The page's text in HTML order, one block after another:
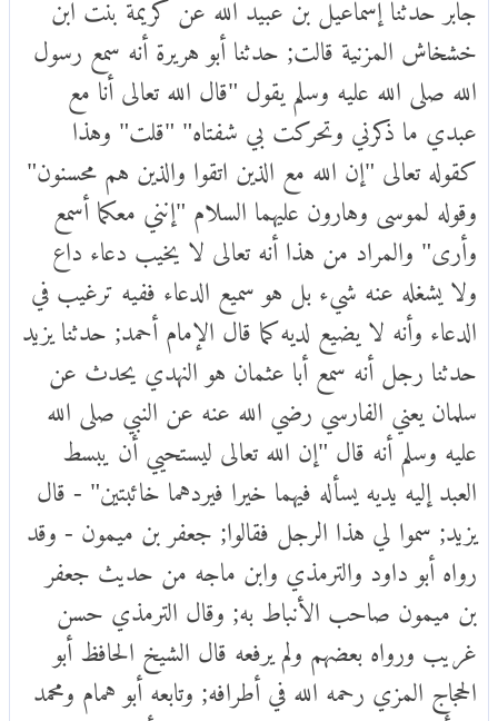
خشخاش المزنية قالت; حدثنا أبو هريرة أنه سمع رسول
الله صلى الله عليه وسلم يقول "قال الله تعالى أنا مع
عبدي ما ذكرني وتحركت بي شفتاه" "قلت" وهذا
كقوله تعالى "إن الله مع الذين اتقوا والذين هم محسنون"
وقوله لموسى وهارون عليهما السلام "إنني معكما أسمع
وأرى" والمراد من هذا أنه تعالى لا يخيب دعاء داع
ولا يشغله عنه شيء بل هو سميع الدعاء ففيه ترغيب في
الدعاء وأنه لا يضيع لديه كما قال الإمام أحمد; حدثنا يزيد
حدثنا رجل أنه سمع أبا عثمان هو النهدي يحدث عن
سلمان يعني الفارسي رضي الله عنه عن النبي صلى الله
عليه وسلم أنه قال "إن الله تعالى ليستحيي أن يبسط
العبد إليه يديه يسأله فيهما خيرا فيردهما خائبتين" - قال
يزيد; سموا لي هذا الرجل فقالوا; جعفر بن ميمون - وقد
رواه أبو داود والترمذي وابن ماجه من حديث جعفر
بن ميمون صاحب الأنباط به; وقال الترمذي حسن
غريب ورواه بعضهم ولم يرفعه قال الشيخ الحافظ أبو
الحجاج المزي رحمه الله في أطرافه; وتابعه أبو همام ومحمد